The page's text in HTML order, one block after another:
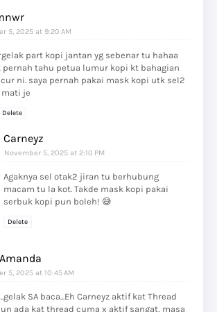
5, 2025 at 9:20 AM
part kopi jantan yg sebenar tu hahaa
pernah tahu petua lumur kopi kt bahagian
ni. saya pernah pakai mask kopi utk sel2
je
Delete
Carneyz
November 5, 2025 at 2:10 PM
Agaknya sel otak2 jiran tu berhubung
macam tu la kot. Takde mask kopi pakai
serbuk kopi pun boleh! 😅
Delete
5, 2025 at 10:45 AM
SA baca...Eh Carneyz aktif kat Thread
ada kat thread cuma x aktif sangat, masa